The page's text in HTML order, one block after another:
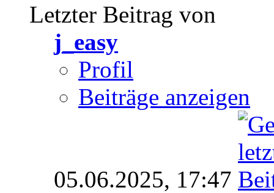
Letzter Beitrag von
j_easy
Profil
Beiträge anzeigen
05.06.2025, 17:47